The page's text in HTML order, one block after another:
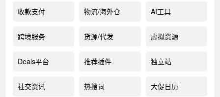
收款支付 物流/海外仓 AI工具
跨境服务 货源/代发 虚拟资源
Deals平台 推荐插件 独立站
社交资讯 热搜词 大促日历